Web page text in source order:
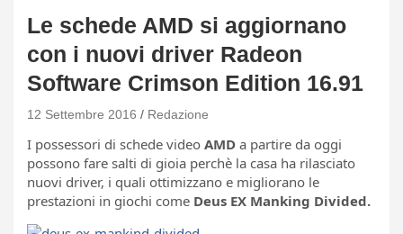
Le schede AMD si aggiornano
con i nuovi driver Radeon
Software Crimson Edition 16.91
12 Settembre 2016 Redazione
I possessori di schede video AMD a partire da oggi
possono fare salti di gioia perchè la casa ha rilasciato
nuovi driver, i quali ottimizzano e migliorano le
prestazioni in giochi come Deus EX Manking Divided.